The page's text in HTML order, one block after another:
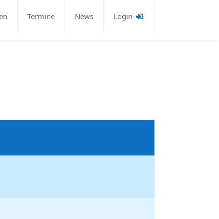
Termine News Login